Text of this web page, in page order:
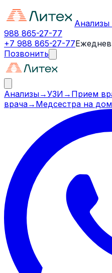
988 865-27-77
+7 988 865-27-77
Позвонить
Анализы→УЗИ → Прием
врача→ Медсестра на дом